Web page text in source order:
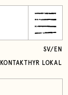
KONTAKT HYR LOKAL
SV/ EN